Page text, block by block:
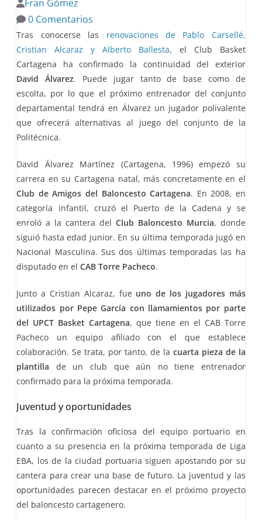
Fran Gómez
0 Comentarios
Tras conocerse las renovaciones de Pablo Carsellé,
Cristian Alcaraz y Alberto Ballesta, el Club Basket
Cartagena ha confirmado la continuidad del exterior
David Álvarez. Puede jugar tanto de base como de
escolta, por lo que el próximo entrenador del conjunto
departamental tendrá en Álvarez un jugador polivalente
que ofrecerá alternativas al juego del conjunto de la
Politécnica.
David Álvarez Martínez (Cartagena, 1996) empezó su
carrera en su Cartagena natal, más concretamente en el
Club de Amigos del Baloncesto Cartagena. En 2008, en
categoría infantil, cruzó el Puerto de la Cadena y se
enroló a la cantera del Club Baloncesto Murcia, donde
siguió hasta edad junior. En su última temporada jugó en
Nacional Masculina. Sus dos últimas temporadas las ha
disputado en elCAB Torre Pacheco.
Junto a Cristian Alcaraz, fue uno de los jugadores más
utilizados por Pepe García con llamamientos por parte
del UPCT Basket Cartagena, que tiene en el CAB Torre
Pacheco un equipo afiliado con el que establece
colaboración. Se trata, por tanto, de la cuarta pieza de la
plantilla de un club que aún no tiene entrenador
confirmado para la próxima temporada.
Juventud y oportunidades
Tras la confirmación oficiosa del equipo portuario en
cuanto a su presencia en la próxima temporada de Liga
EBA, los de la ciudad portuaria siguen apostando por su
cantera para crear una base de futuro. La juventud y las
oportunidades parecen destacar en el próximo proyecto
del baloncesto cartagenero.